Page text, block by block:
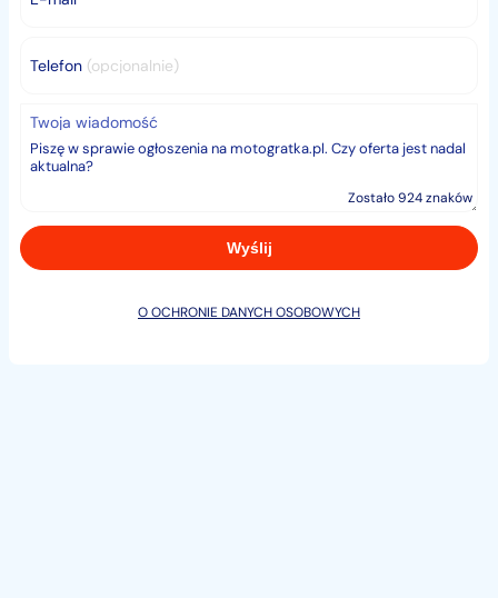
Telefon (opcjonalnie)
Twoja wiadomość
Zostało 924 znaków
O OCHRONIE DANYCH OSOBOWYCH